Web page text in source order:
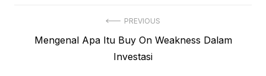
PREVIOUS
Mengenal Apa Itu Buy On Weakness Dalam
Investasi